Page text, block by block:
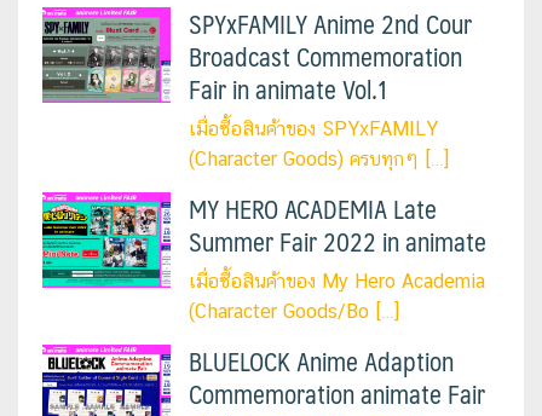
SPYxFAMILY Anime 2nd Cour
Broadcast Commemoration
Fair in animate Vol.1
เมื่อซื้อสินค้าของ SPYxFAMILY
(Character Goods) ครบทุกๆ […]
MY HERO ACADEMIA Late
Summer Fair 2022 in animate
เมื่อซื้อสินค้าของ My Hero Academia
(Character Goods/Bo […]
BLUELOCK Anime Adaption
Commemoration animate Fair